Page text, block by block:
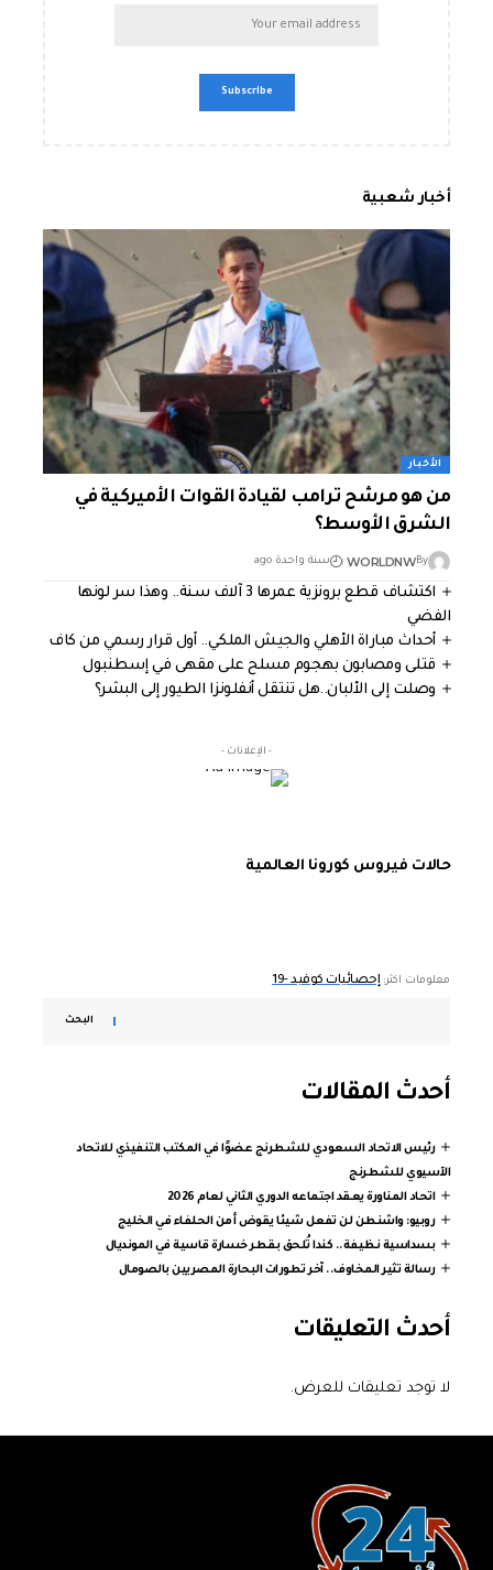
أخبار شعبية
الأخبار
من هو مرشح ترامب لقيادة القوات الأميركية في
الشرق الأوسط؟
By
WORLDNW سنة واحدة ago
اكتشاف قطع برونزية عمرها 3 آلاف سنة.. وهذا سر لونها
الفضي
أحداث مباراة الأهلي والجيش الملكي.. أول قرار رسمي من كاف
قتلى ومصابون بهجوم مسلح على مقهى في إسطنبول
وصلت إلى الألبان..هل تنتقل أنفلونزا الطيور إلى البشر؟
- الإعلانات -
حالات فيروس كورونا العالمية
معلومات اكثر: إحصائيات كوفيد -19
البحث
أحدث المقالات
رئيس الاتحاد السعودي للشطرنج عضوًا في المكتب التنفيذي للاتحاد
الآسيوي للشطرنج
اتحاد المناورة يعقد اجتماعه الدوري الثاني لعام 2026
روبيو: واشنطن لن تفعل شيئا يقوض أمن الحلفاء في الخليج
بسداسية نظيفة.. كندا تُلحق بقطر خسارة قاسية في المونديال
رسالة تثير المخاوف.. آخر تطورات البحارة المصريين بالصومال
أحدث التعليقات
لا توجد تعليقات للعرض.